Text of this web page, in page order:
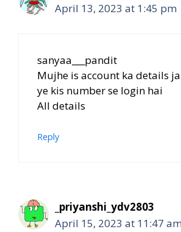
April 13, 2023 at 1:45 pm
sanyaa___pandit
Mujhe is account ka details
ye kis number se login hai
All details
Reply
_priyanshi_ydv2803
April 15, 2023 at 11:47 am